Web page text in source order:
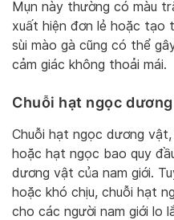
Mụn này thường có màu
xuất hiện đơn lẻ hoặc tạo
sùi mào gà cũng có thể
cảm giác không thoải mái.
Chuỗi hạt ngọc
Chuỗi hạt ngọc dương
hoặc hạt ngọc bao quy
dương vật của nam giới.
hoặc khó chịu, chuỗi hạt
cho các người nam giới lo